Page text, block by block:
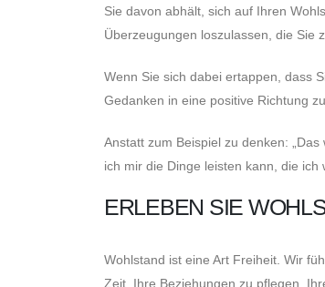
Sie davon abhält, sich auf Ihren
Überzeugungen loszulassen, die Sie
Wenn Sie sich dabei ertappen, dass
Gedanken in eine positive Richtung
Anstatt zum Beispiel zu denken:
ich mir die Dinge leisten kann, die ich
ERLEBEN SIE
Wohlstand ist eine Art Freiheit. Wir
Zeit, Ihre Beziehungen zu pflegen,